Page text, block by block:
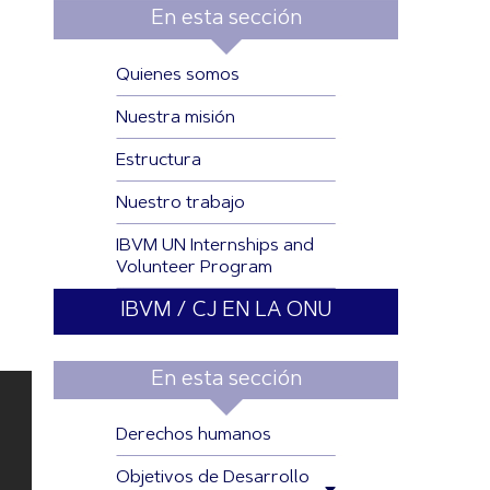
En esta sección
Quienes somos
Nuestra misión
Estructura
Nuestro trabajo
IBVM UN Internships and
Volunteer Program
IBVM / CJ EN LA ONU
En esta sección
Derechos humanos
Objetivos de Desarrollo